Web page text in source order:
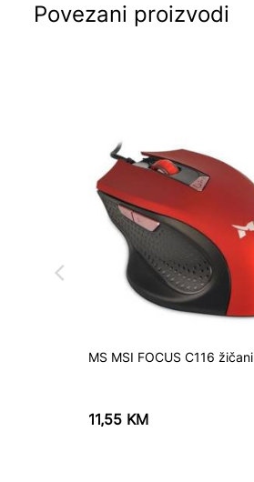
Povezani proizvodi
MS MSI FOCUS C116
11,55 KM